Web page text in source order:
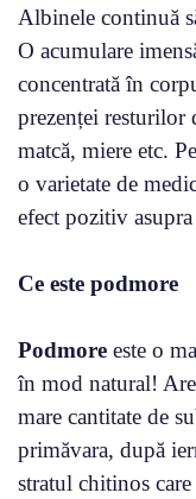
Albinele continuă
O acumulare
concentrată în
prezenței
matcă, miere etc.
o varietate de
efect pozitiv asupra
Ce este podmore
Podmore este o
în mod natural!
mare cantitate de
primăvara, după
stratul chitinos